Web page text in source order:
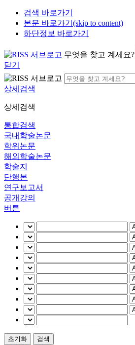
검색 바로가기
본문 바로가기(skip to content)
하단정보 바로가기
무엇을 찾고 계세요?
닫기
상세검색
상세검색
통합검색
국내학술논문
학위논문
해외학술논문
학술지
단행본
연구보고서
공개강의
버튼